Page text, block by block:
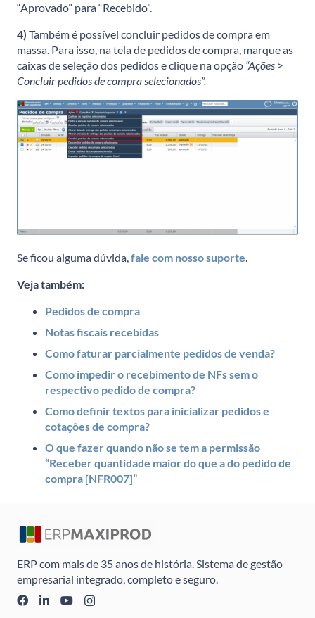
“Aprovado” para “Recebido”.
4) Também é possível concluir pedidos de compra em
massa. Para isso, na tela de pedidos de compra, marque as
caixas de seleção dos pedidos e clique na opção “Ações >
Concluir pedidos de compra selecionados”.
Se ficou alguma dúvida, fale com nosso suporte
Veja também:
Pedidos de compra
Notas fiscais recebidas
Como faturar parcialmente pedidos de venda?
Como impedir o recebimento de NFs sem o
respectivo pedido de compra?
Como definir textos para inicializar pedidos e
cotações de compra?
O que fazer quando não se tem a permissão
“Receber quantidade maior do que a do pedido de
compra [NFR007]”
ERP com mais de 35 anos de história. Sistema de gestão
empresarial integrado, completo e seguro.